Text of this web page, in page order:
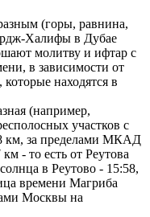
(горы, равнина,
Халифы в Дубае
молитву и ифтар с
в зависимости от
находятся в
(например,
участков с
км, за пределами МКАД
- то есть от Реутова
в Реутово - 15:58,
времени Магриба
Москвы на